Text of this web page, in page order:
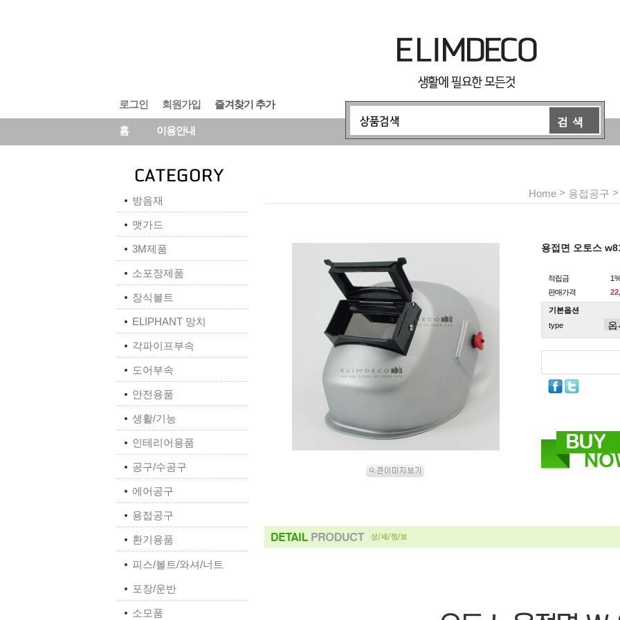
로그인 회원가입 즐겨찾기 추가
홈 이용안내
방음재
맷가드
3M제품
소포장제품
장식볼트
ELIPHANT 망치
각파이프부속
도어부속
안전용품
생활/기능
인테리어용품
공구/수공구
에어공구
용접공구
환기용품
피스/볼트/와셔/너트
포장/운반
소모품
Home > 용접공구
용접면 오토스
적립금
판매가격
기본옵션
type